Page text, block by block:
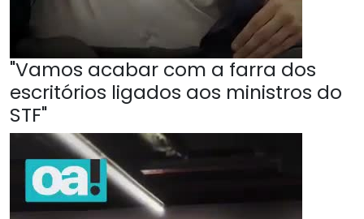
"Vamos acabar com a farra dos
escritórios ligados aos ministros do
STF"